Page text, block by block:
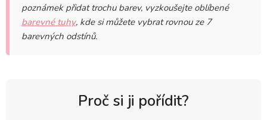
poznámek přidat trochu barev, vyzkoušejte oblíbené
barevné tuhy, kde si můžete vybrat rovnou ze 7
barevných odstínů.
Proč si ji pořídit?